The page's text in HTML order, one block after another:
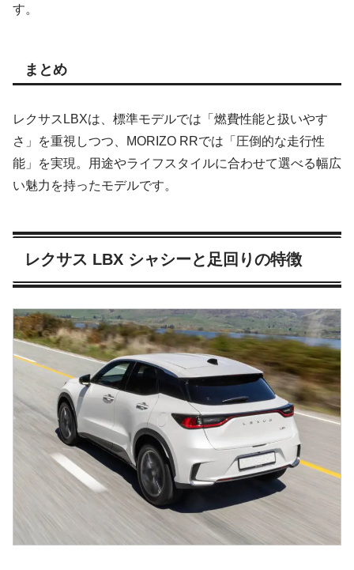
す。
まとめ
レクサスLBXは、標準モデルでは「燃費性能と扱いやす
さ」を重視しつつ、MORIZO RRでは「圧倒的な走行性
能」を実現。用途やライフスタイルに合わせて選べる幅広
い魅力を持ったモデルです。
レクサス LBX シャシーと足回りの特徴